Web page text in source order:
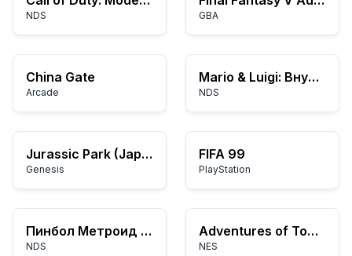
NDS GBA
China Gate
Arcade
Mario & Luigi: Внутри Боузера
NDS
Jurassic Park (Japan)
Genesis
FIFA 99
PlayStation
Пинбол Метроид Прайм
NDS
Adventures of Tom Sawyer (USA)
NES